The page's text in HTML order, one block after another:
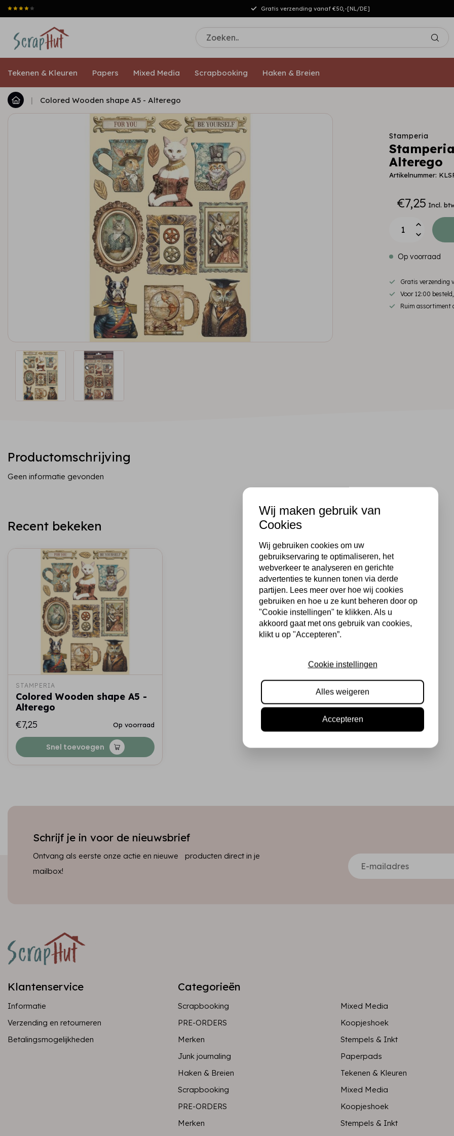
Gratis verzending vanaf €50,-[NL/DE]
Tekenen & Kleuren Papers Mixed Media Scrapbooking Haken & Breien
| Colored Wooden shape A5 - Alterego
Stamperia
Alterego
Artikelnummer:
€7,25 Incl.
Op voorraad
Gratis
Voor 12:00
Ruim assortiment
Productomschrijving
Geen informatie gevonden
Recent bekeken
STAMPERIA
Colored Wooden shape A5 -
Alterego
€7,25
Op voorraad
Snel toevoegen
Schrijf je in voor de nieuwsbrief
Ontvang als eerste onze actie en nieuwe producten direct in je
mailbox!
Klantenservice
Informatie
Verzending en retourneren
Betalingsmogelijkheden
Categorieën
Scrapbooking
Mixed Media
PRE-ORDERS
Koopjeshoek
Merken
Stempels & Inkt
Junk journaling
Paperpads
Haken & Breien
Tekenen & Kleuren
Scrapbooking
Mixed Media
PRE-ORDERS
Koopjeshoek
Merken
Stempels & Inkt
Wij maken gebruik van
Cookies
Wij gebruiken cookies om uw
gebruikservaring te optimaliseren, het
webverkeer te analyseren en gerichte
advertenties te kunnen tonen via derde
partijen. Lees meer over hoe wij cookies
gebruiken en hoe u ze kunt beheren door op
"Cookie instellingen" te klikken. Als u
akkoord gaat met ons gebruik van cookies,
klikt u op "Accepteren”.
Cookie instellingen
Alles weigeren
Accepteren